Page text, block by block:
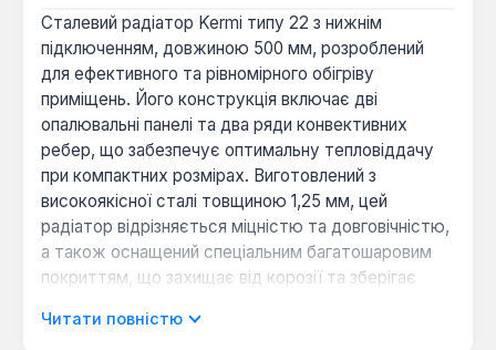
Сталевий радіатор Kermi типу 22 з нижнім
підключенням, довжиною 500 мм, розроблений
для ефективного та рівномірного обігріву
приміщень. Його конструкція включає дві
опалювальні панелі та два ряди конвективних
ребер, що забезпечує оптимальну тепловіддачу
при компактних розмірах. Виготовлений з
високоякісної сталі товщиною 1,25 мм, цей
радіатор відрізняється міцністю та довговічністю,
а також оснащений спеціальним багатошаровим
покриттям, що захищає від корозії та зберігає
Читати повністю